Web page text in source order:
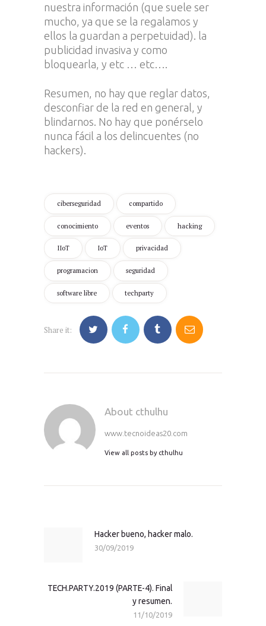
nuestra información (que suele ser
mucho, ya que se la regalamos y
ellos la guardan a perpetuidad). la
publicidad invasiva y como
bloquearla, y etc … etc….
Resumen, no hay que reglar datos,
desconfiar de la red en general, y
blindarnos. No hay que ponérselo
nunca fácil a los delincuentes (no
hackers).
ciberseguridad compartido
conocimiento eventos hacking
IIoT IoT privacidad
programacion seguridad
software libre techparty
Share it:
About cthulhu
www.tecnoideas20.com
View all posts by cthulhu
entradasPrevious
post:
Hacker bueno, hacker malo.
30/09/2019
Next
TECH.PARTY.2019 (PARTE-4). Final
y resumen.
11/10/2019